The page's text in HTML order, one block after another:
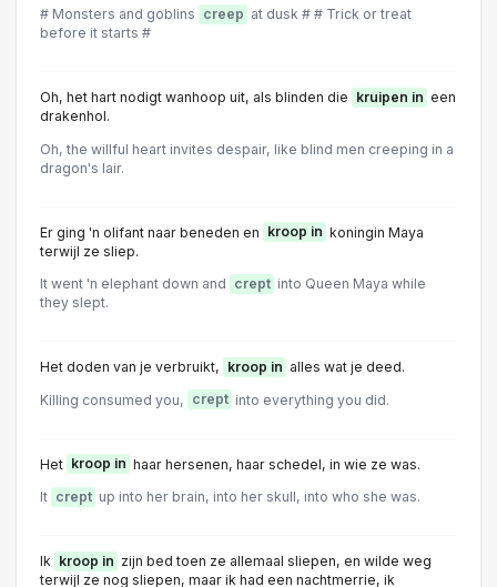
# Monsters and goblins creep at dusk # # Trick or treat
before it starts #
Oh, het hart nodigt wanhoop uit, als blinden die kruipen in een
drakenhol.
Oh, the willful heart invites despair, like blind men creeping in a
dragon's lair.
Er ging 'n olifant naar beneden en kroop in koningin Maya
terwijl ze sliep.
It went 'n elephant down and crept into Queen Maya while
they slept.
Het doden van je verbruikt, kroop in alles wat je deed.
Killing consumed you, crept into everything you did.
Het kroop in haar hersenen, haar schedel, in wie ze was.
It crept up into her brain, into her skull, into who she was.
Ik kroop in zijn bed toen ze allemaal sliepen, en wilde weg
terwijl ze nog sliepen, maar ik had een nachtmerrie, ik